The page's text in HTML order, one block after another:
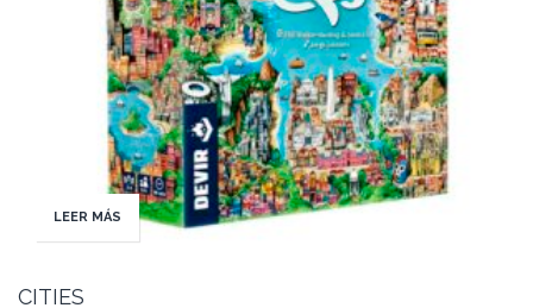
LEER MÁS
CITIES